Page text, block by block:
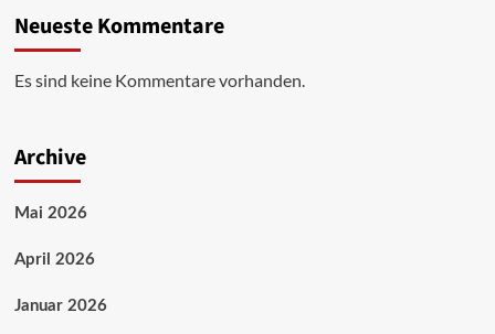
Neueste Kommentare
Es sind keine Kommentare vorhanden.
Archive
Mai 2026
April 2026
Januar 2026